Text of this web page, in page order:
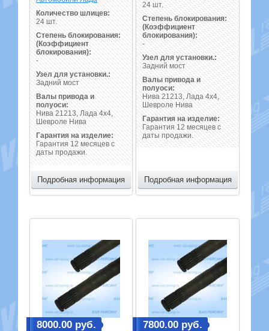
Количество шлицев:
24 шт.
Степень блокирования:
(Коэффициент
блокирования):
-
Узел для установки.:
Задний мост
Валы привода и
полуоси:
Нива 21213, Лада 4х4,
Шевроле Нива
Гарантия на изделие:
Гарантия 12 месяцев с
даты продажи.
Подробная информация
24 шт.
Степень блокирования:
(Коэффициент
блокирования):
-
Узел для установки.:
Задний мост
Валы привода и
полуоси:
Нива 21213, Лада 4х4,
Шевроле Нива
Гарантия на изделие:
Гарантия 12 месяцев с
даты продажи.
Подробная информация
8000.00 руб. 7800.00 руб.